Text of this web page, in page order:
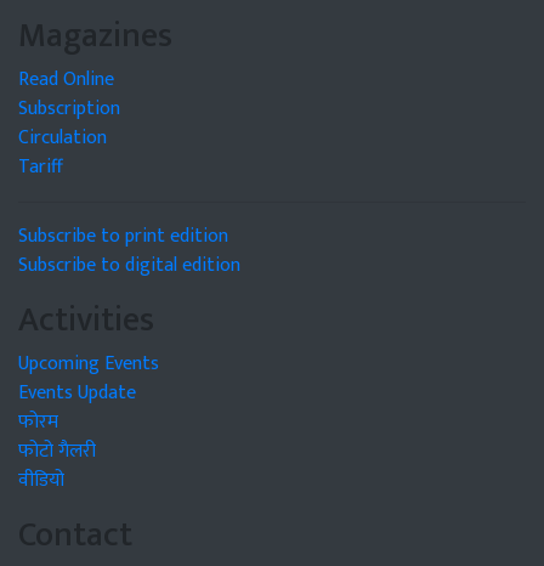
Magazines
Read Online
Subscription
Circulation
Tariff
Subscribe to print edition
Subscribe to digital edition
Activities
Upcoming Events
Events Update
फोरम
फोटो गैलरी
वीडियो
Contact